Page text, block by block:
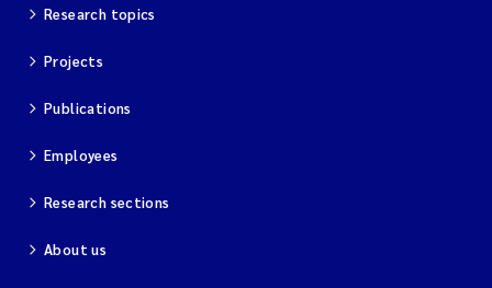
Research topics
Projects
Publications
Employees
Research sections
About us